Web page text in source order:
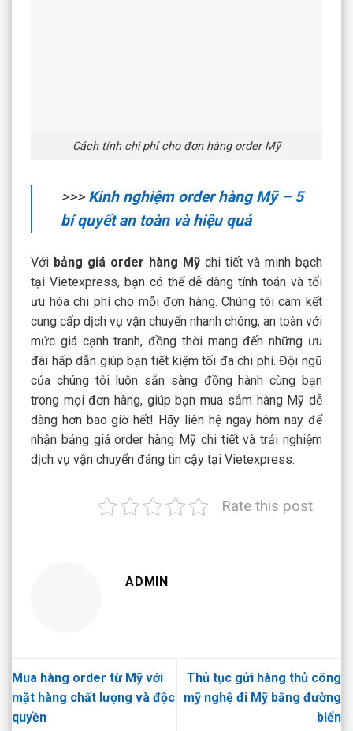
Cách tính chi phí cho đơn hàng order Mỹ
>>> Kinh nghiệm order hàng Mỹ – 5
bí quyết an toàn và hiệu quả
Với bảng giá order hàng Mỹ chi tiết và minh bạch
tại Vietexpress, bạn có thể dễ dàng tính toán và tối
ưu hóa chi phí cho mỗi đơn hàng. Chúng tôi cam kết
cung cấp dịch vụ vận chuyển nhanh chóng, an toàn với
mức giá cạnh tranh, đồng thời mang đến những ưu
đãi hấp dẫn giúp bạn tiết kiệm tối đa chi phí. Đội ngũ
của chúng tôi luôn sẵn sàng đồng hành cùng bạn
trong mọi đơn hàng, giúp bạn mua sắm hàng Mỹ dễ
dàng hơn bao giờ hết! Hãy liên hệ ngay hôm nay để
nhận bảng giá order hàng Mỹ chi tiết và trải nghiệm
dịch vụ vận chuyển đáng tin cậy tại Vietexpress.
Rate this post
ADMIN
Mua hàng order từ Mỹ với
mặt hàng chất lượng và độc
quyền
Thủ tục gửi hàng thủ công
mỹ nghệ đi Mỹ bằng đường
biển